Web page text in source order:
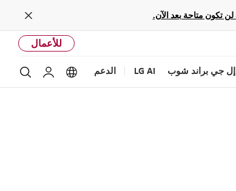
Close
للأعمال
إل جي براند شوب LG AI الدعم optionsحساب